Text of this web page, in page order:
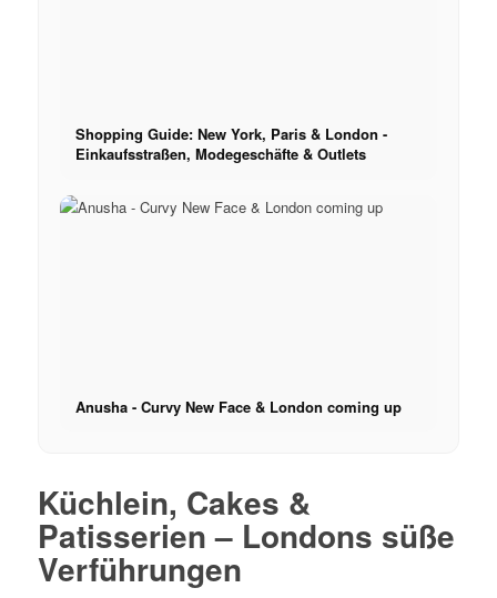
Shopping Guide: New York, Paris & London -
Einkaufsstraßen, Modegeschäfte & Outlets
Anusha - Curvy New Face & London coming up
Küchlein, Cakes &
Patisserien – Londons süße
Verführungen